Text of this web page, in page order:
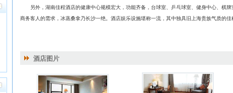
另外，湖南佳程酒店的健康中心规模宏大，功能齐备，台球室、乒乓球室、健身中心、棋牌
商务客人的需求，冰蒸桑拿乃长沙一绝。酒店娱乐设施堪称一流，其中独具旧上海贵族气质的佳
酒店图片